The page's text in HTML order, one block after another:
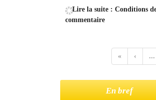
Lire la suite : Conditions
commentaire
« ‹ ...
En bref